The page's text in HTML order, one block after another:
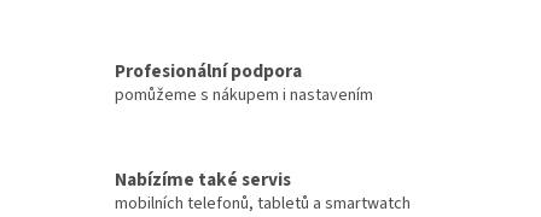
Profesionální podpora
pomůžeme s nákupem i nastavením
Nabízíme také servis
mobilních telefonů, tabletů a smartwatch